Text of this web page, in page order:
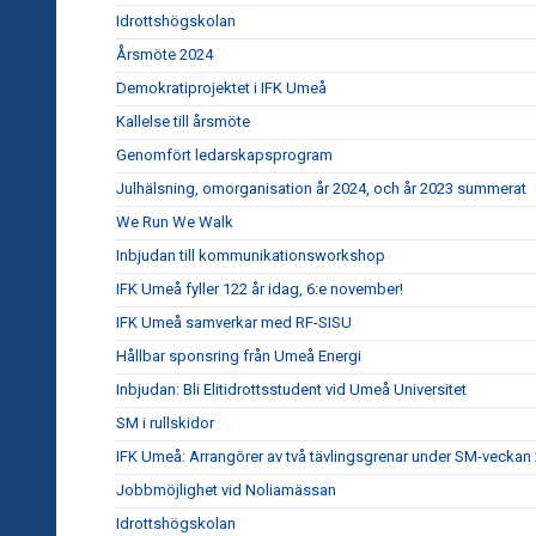
Idrottshögskolan
Årsmöte 2024
Demokratiprojektet i IFK Umeå
Kallelse till årsmöte
Genomfört ledarskapsprogram
Julhälsning, omorganisation år 2024, och år 2023 summerat
We Run We Walk
Inbjudan till kommunikationsworkshop
IFK Umeå fyller 122 år idag, 6:e november!
IFK Umeå samverkar med RF-SISU
Hållbar sponsring från Umeå Energi
Inbjudan: Bli Elitidrottsstudent vid Umeå Universitet
SM i rullskidor
IFK Umeå: Arrangörer av två tävlingsgrenar under SM-veckan
Jobbmöjlighet vid Noliamässan
Idrottshögskolan